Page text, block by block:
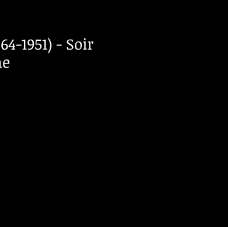
1951) - Soir